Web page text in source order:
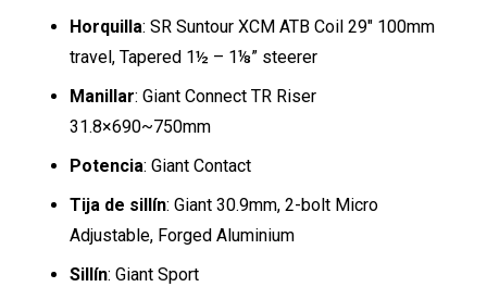
Horquilla: SR Suntour XCM ATB Coil 29″ 100mm
travel, Tapered 1½ – 1⅛” steerer
Manillar: Giant Connect TR Riser
31.8×690~750mm
Potencia: Giant Contact
Tija de sillín: Giant 30.9mm, 2-bolt Micro
Adjustable, Forged Aluminium
Sillín: Giant Sport